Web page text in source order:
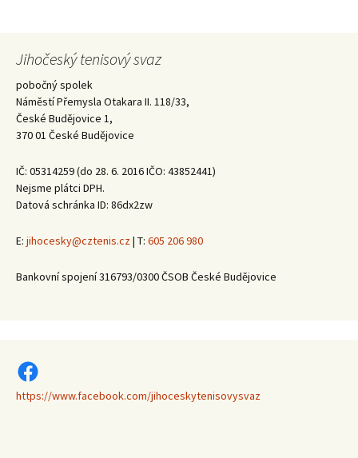
Jihočeský tenisový svaz
pobočný spolek
Náměstí Přemysla Otakara II. 118/33,
České Budějovice 1,
370 01 České Budějovice
IČ: 05314259 (do 28. 6. 2016 IČO: 43852441)
Nejsme plátci DPH.
Datová schránka ID: 86dx2zw
E: jihocesky@cztenis.cz| T: 605 206 980
Bankovní spojení 316793/0300 ČSOB České Budějovice
https://www.facebook.com/jihoceskytenisovysvaz
https://www.facebook.com/jihoceskytenisovysvaz